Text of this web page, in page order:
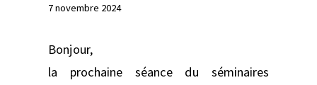
7 novembre 2024
Bonjour,
la prochaine séance du séminaires